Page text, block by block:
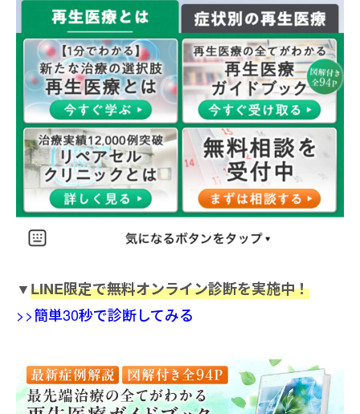
▼LINE限定で無料オンライン診断を実施中！
>>簡単30秒で診断してみる